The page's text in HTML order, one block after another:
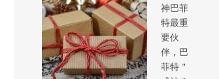
神巴菲
特最重
要伙
伴，巴
菲特＂